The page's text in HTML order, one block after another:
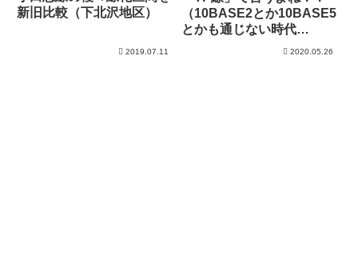
新旧比較（下北沢地区）
2019.07.11
（10BASE2とか10BASE5
とかも通じない時代
2020.05.26